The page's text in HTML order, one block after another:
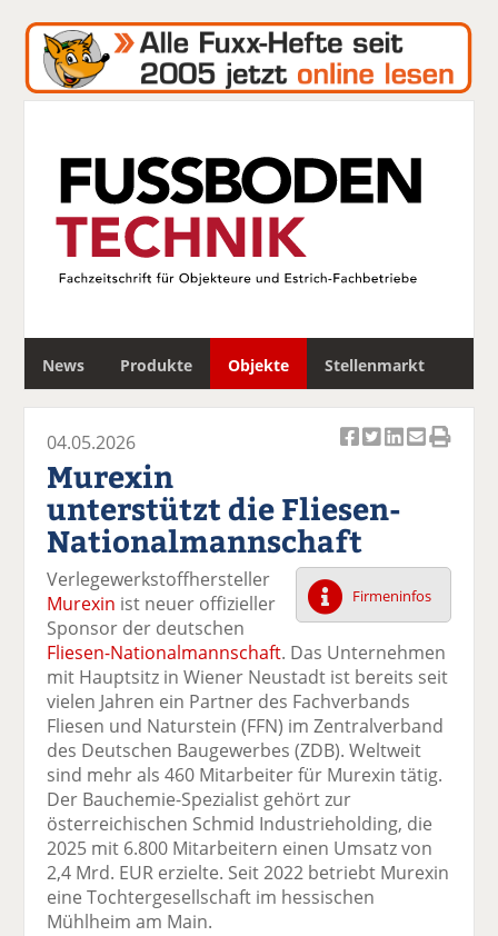
News Produkte Objekte Stellenmarkt
c
k
el
a
uf
F
ac
e
b
o
o
k
te
il
e
n
k
t
wi
tt
er
n
k
uf
Li
n
k
e
di
n
te
il
n
er
E
m
ai
l
v
er
se
n
e
n
ck
e
n
04.05.2026
Murexin
unterstützt die Fliesen-
Nationalmannschaft
Firmeninfos
Verlegewerkstoffhersteller
Murexin ist neuer offizieller
Sponsor der deutschen
Fliesen-Nationalmannschaft. Das Unternehmen
mit Hauptsitz in Wiener Neustadt ist bereits seit
vielen Jahren ein Partner des Fachverbands
Fliesen und Naturstein (FFN) im Zentralverband
des Deutschen Baugewerbes (ZDB). Weltweit
sind mehr als 460 Mitarbeiter für Murexin tätig.
Der Bauchemie-Spezialist gehört zur
österreichischen Schmid Industrieholding, die
2025 mit 6.800 Mitarbeitern einen Umsatz von
2,4 Mrd. EUR erzielte. Seit 2022 betriebt Murexin
eine Tochtergesellschaft im hessischen
Mühlheim am Main.